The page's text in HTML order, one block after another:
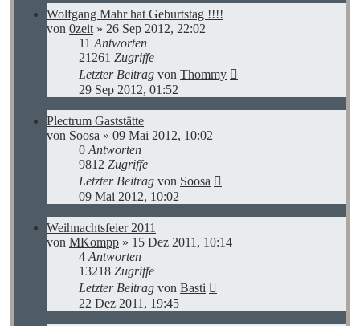
Wolfgang Mahr hat Geburtstag !!!!
von 0zeit » 26 Sep 2012, 22:02
11 Antworten
21261 Zugriffe
Letzter Beitrag von Thommy
29 Sep 2012, 01:52
Plectrum Gaststätte
von Soosa » 09 Mai 2012, 10:02
0 Antworten
9812 Zugriffe
Letzter Beitrag von Soosa
09 Mai 2012, 10:02
Weihnachtsfeier 2011
von MKompp » 15 Dez 2011, 10:14
4 Antworten
13218 Zugriffe
Letzter Beitrag von Basti
22 Dez 2011, 19:45